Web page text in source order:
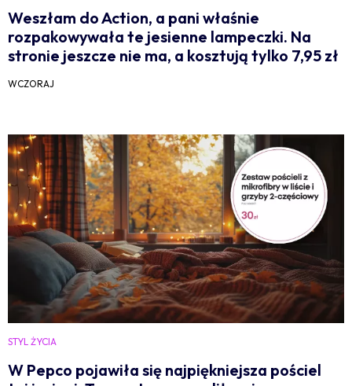
Weszłam do Action, a pani właśnie
rozpakowywała te jesienne lampeczki. Na
stronie jeszcze nie ma, a kosztują tylko 7,95 zł
WCZORAJ
STYL ŻYCIA
W Pepco pojawiła się najpiękniejsza pościel